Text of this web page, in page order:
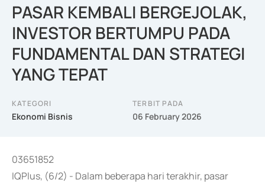
PASAR KEMBALI BERGEJOLAK,
INVESTOR BERTUMPU PADA
FUNDAMENTAL DAN STRATEGI
YANG TEPAT
KATEGORI
Ekonomi Bisnis
TERBIT PADA
06 February 2026
03651852
IQPlus, (6/2) - Dalam beberapa hari terakhir, pasar